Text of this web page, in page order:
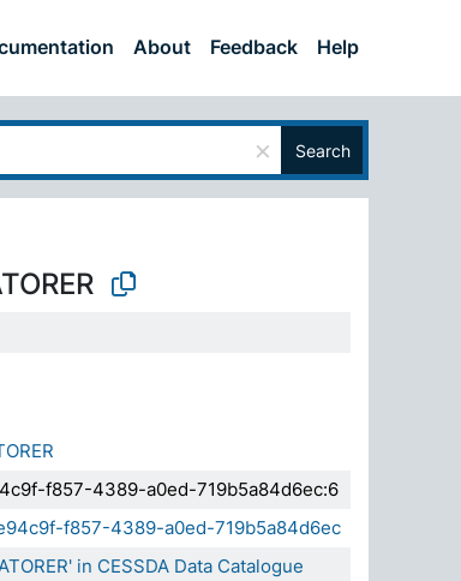
About Feedback Help
× Search
f857-4389-a0ed-719b5a84d6ec:6
f857-4389-a0ed-719b5a84d6ec
in CESSDA Data Catalogue